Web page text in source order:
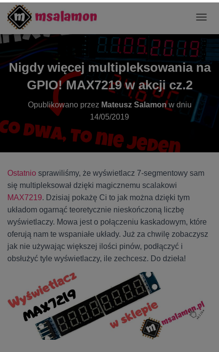
R
Z
E
Ł
Ą
N
A
C
Ę
Nigdy więcej multipleksowania na
GPIO! MAX7219 w akcji cz.2
Opublikowano przez Mateusz Salamonw dniu
14/05/2019
Ostatnio sprawiliśmy, że wyświetlacz 7-segmentowy sam
się multipleksował dzięki magicznemu scalakowi
MAX7219. Dzisiaj pokażę Ci to jak można dzięki tym
układom ogarnąć teoretycznie nieskończoną liczbę
wyświetlaczy. Mowa jest o połączeniu kaskadowym, które
oferują nam te wspaniałe układy. Już za chwilę zobaczysz
jak nie używając większej ilości pinów, podłączyć i
obsłużyć tyle wyświetlaczy, ile zechcesz. Do dzieła!